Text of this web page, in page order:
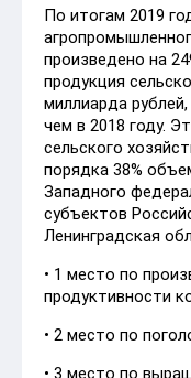
По итогам 2019
произведено на
продукция
миллиарда
чем в 2018 году.
сельского
порядка 38%
Западного
субъектов
Ленинградская
• 1 место по
продуктивности
• 2 место по
• 3 место по